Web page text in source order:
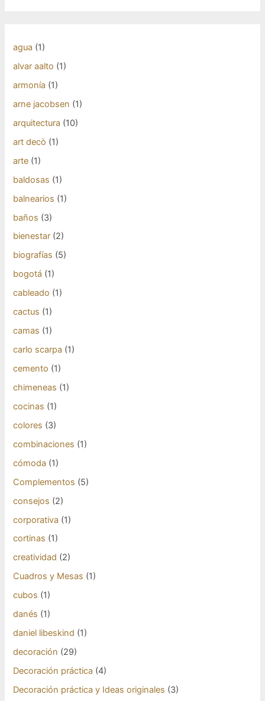
agua (1)
alvar aalto (1)
armonía (1)
arne jacobsen (1)
arquitectura (10)
art decò (1)
arte (1)
baldosas (1)
balnearios (1)
baños (3)
bienestar (2)
biografías (5)
bogotá (1)
cableado (1)
cactus (1)
camas (1)
carlo scarpa (1)
cemento (1)
chimeneas (1)
cocinas (1)
colores (3)
combinaciones (1)
cómoda (1)
Complementos (5)
consejos (2)
corporativa (1)
cortinas (1)
creatividad (2)
Cuadros y Mesas (1)
cubos (1)
danés (1)
daniel libeskind (1)
decoración (29)
Decoración práctica (4)
Decoración práctica y Ideas originales (3)